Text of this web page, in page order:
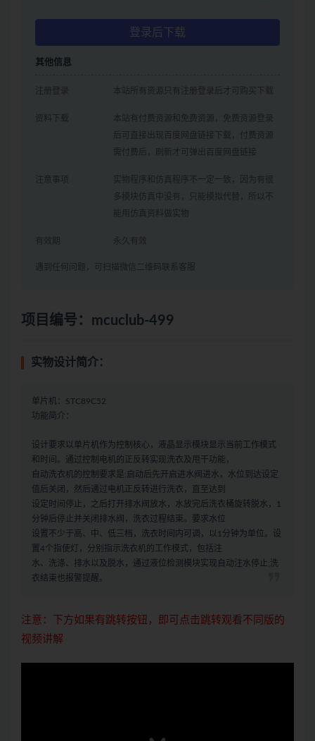
登录后下载
其他信息
注册登录 本站所有资源只有注册登录后才可购买下载
资料下载
本站有付费资源和免费资源，免费资源登录
后可直接出现百度网盘链接下载，付费资源
需付费后，刷新才可弹出百度网盘链接
注意事项
实物程序和仿真程序不一定一致，因为有很
多模块仿真中没有，只能模拟代替，所以不
能用仿真资料做实物
有效期 永久有效
遇到任何问题，可扫描微信二维码联系客服
项目编号：mcuclub-499
实物设计简介：
单片机：STC89C52
功能简介：
设计要求以单片机作为控制核心，液晶显示模块显示当前工作模式
和时间。通过控制电机的正反转实现洗衣及甩干功能，
自动洗衣机的控制要求是:启动后先开启进水阀进水，水位到达设定
值后关闭，然后通过电机正反转进行洗衣，直至达到
设定时间停止，之后打开排水阀放水，水放完后洗衣桶旋转脱水，1
分钟后停止并关闭排水阀，洗衣过程结束。要求水位
设置不少于高、中、低三档，洗衣时间内可调，以1分钟为单位。设
置4个指使灯，分别指示洗衣机的工作模式，包括注
水、洗涤、排水以及脱水，通过液位检测模块实现自动注水停止;洗
衣结束也报警提醒。
注意：下方如果有跳转按钮，即可点击跳转观看不同版的
视频讲解